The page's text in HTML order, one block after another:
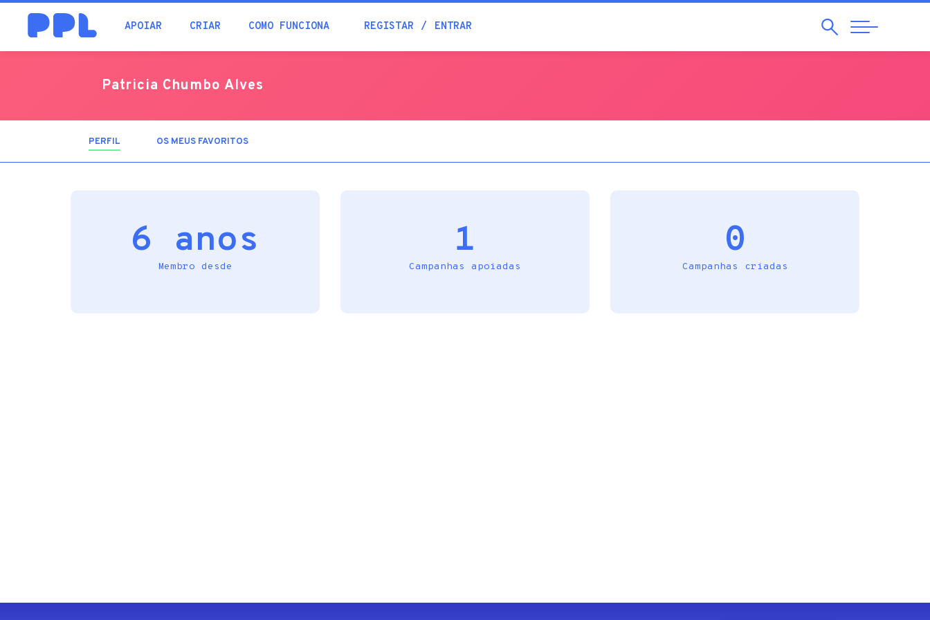
APOIAR CRIAR COMO FUNCIONA REGISTAR ENTRAR Pesquisar
Abrir
Navegação
procura
Patricia Chumbo Alves
PERFIL (SEPARADOROS MEUS FAVORITOS
6 anos
Membro desde
1
Campanhas apoiadas
0
Campanhas criadas